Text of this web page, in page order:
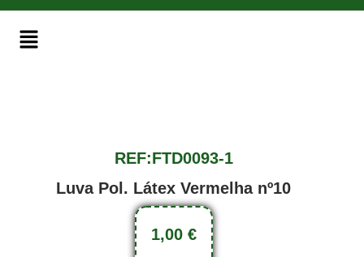
REF:FTD0093-1
Luva Pol. Látex Vermelha nº10
1,00 €